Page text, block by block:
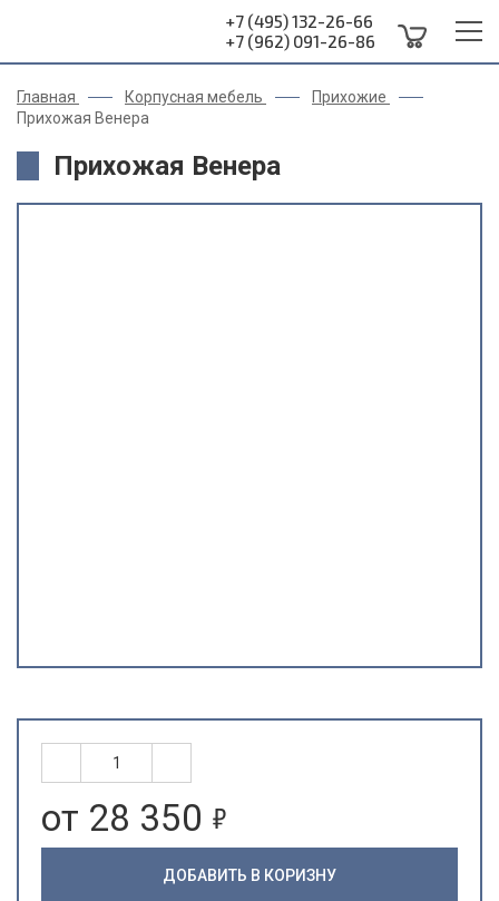
+7 (495) 132-26-66
+7 (962) 091-26-86
Главная Корпусная мебель
Прихожие
Прихожая Венера
Прихожая Венера
от 28 350 5
ДОБАВИТЬ В КОРИЗНУ